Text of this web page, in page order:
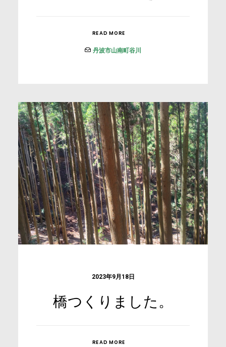
READ MORE
丹波市山南町谷川
2023年9月18日
橋つくりました。
READ MORE